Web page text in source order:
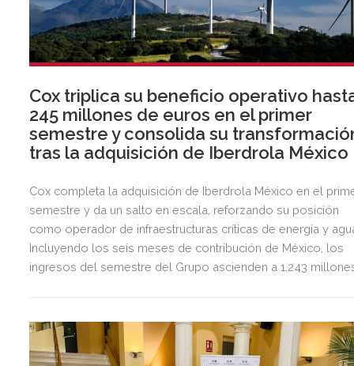
Cox triplica su beneficio operativo
245 millones de euros en el primer
semestre y consolida su
tras la adquisición de Iberdrola México
Cox completa la adquisición de Iberdrola México en el
semestre y da un salto en escala, reforzando su posición
como operador de infraestructuras críticas de energía y
Incluyendo los seis meses de contribución de México, los
ingresos del semestre del Grupo ascienden a 1.243